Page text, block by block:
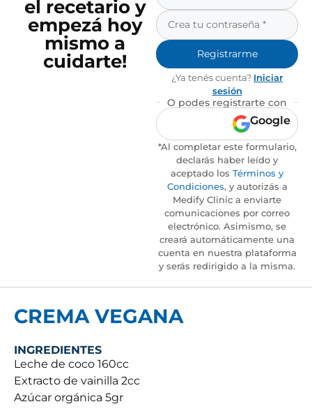
el recetario y
empezá hoy
mismo a
cuidarte!
Registrarme
¿Ya tenés cuenta? Iniciar
sesión
O podes registrarte con
Google
*Al completar este formulario,
declarás haber leído y
aceptado los Términos y
Condiciones, y autorizás a
Medify Clinic a enviarte
comunicaciones por correo
electrónico. Asimismo, se
creará automáticamente una
cuenta en nuestra plataforma
y serás redirigido a la misma.
CREMA VEGANA
INGREDIENTES
Leche de coco 160cc
Extracto de vainilla 2cc
Azúcar orgánica 5gr